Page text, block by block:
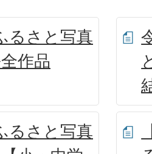
るさと写真
作品
るさと写真